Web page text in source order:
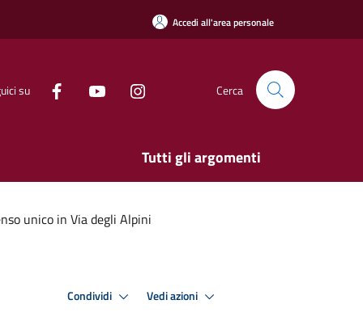
Accedi all'area personale
su Cerca
Tutti gli argomenti
unico in Via degli Alpini
Condividi Vedi azioni